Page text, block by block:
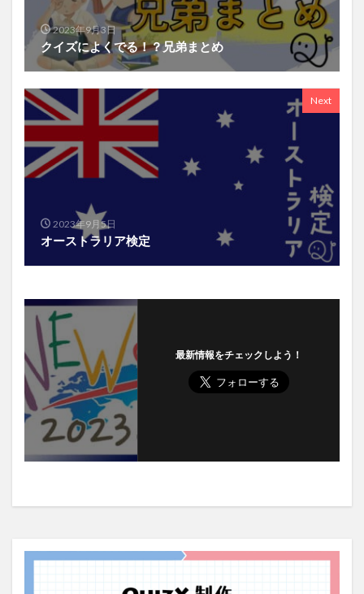
2023年9月3日
クイズによくでる！？兄弟まとめ
Next
2023年9月5日
オーストラリア検定
最新情報をチェックしよう！